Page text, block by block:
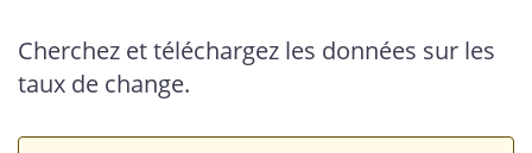
Cherchez et téléchargez les données sur les
taux de change.